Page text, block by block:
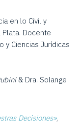
en lo Civil y
Docente
y Ciencias Jurídicas
& Dra. Solange
Decisiones»,